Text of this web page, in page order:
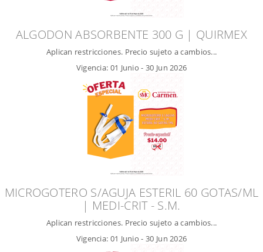
ALGODON ABSORBENTE 300 G | QUIRMEX
Aplican restricciones. Precio sujeto a cambios...
Vigencia: 01 Junio - 30 Jun 2026
MICROGOTERO S/AGUJA ESTERIL 60 GOTAS/ML
| MEDI-CRIT - S.M.
Aplican restricciones. Precio sujeto a cambios...
Vigencia: 01 Junio - 30 Jun 2026